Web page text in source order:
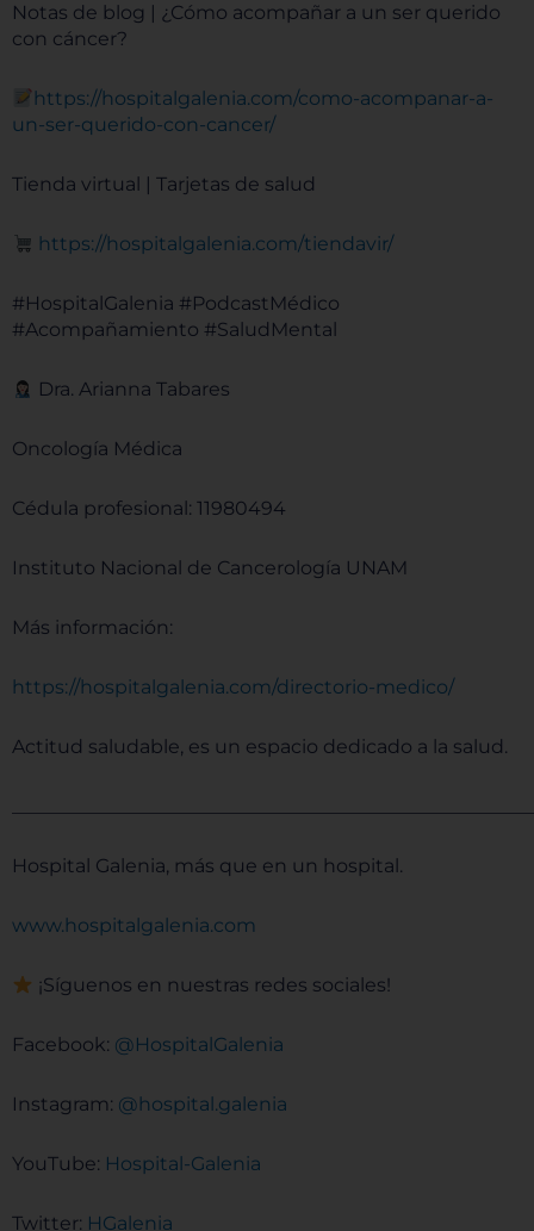
Notas de blog | ¿Cómo acompañar a un ser querido
con cáncer?
https://hospitalgalenia.com/como-acompanar-a-
un-ser-querido-con-cancer/
Tienda virtual | Tarjetas de salud
⁠⁠⁠⁠https://hospitalgalenia.com/tiendavir/⁠⁠⁠⁠
#HospitalGalenia #PodcastMédico
#Acompañamiento #SaludMental
Dra. Arianna Tabares
Oncología Médica
Cédula profesional: 11980494
Instituto Nacional de Cancerología UNAM
Más información:
⁠⁠⁠⁠https://hospitalgalenia.com/directorio-medico/⁠⁠⁠⁠
Actitud saludable, es un espacio dedicado a la salud.
Hospital Galenia, más que en un hospital.
⁠⁠⁠⁠www.hospitalgalenia.com⁠⁠⁠⁠
¡Síguenos en nuestras redes sociales!
Facebook: ⁠⁠⁠⁠ @HospitalGalenia⁠⁠⁠⁠
Instagram: ⁠⁠⁠⁠ @hospital.galenia⁠⁠⁠⁠
YouTube: ⁠⁠⁠⁠Hospital-Galenia ⁠⁠⁠⁠
Twitter: ⁠⁠⁠⁠ HGalenia⁠⁠⁠⁠